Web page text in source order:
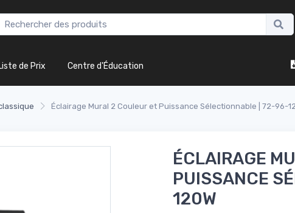
de Prix Centre d'Éducation
Éclairage Mural 2 Couleur et Puissance Sélectionnable | 72-96-
ÉCLAIRAGE
PUISSANCE
120W